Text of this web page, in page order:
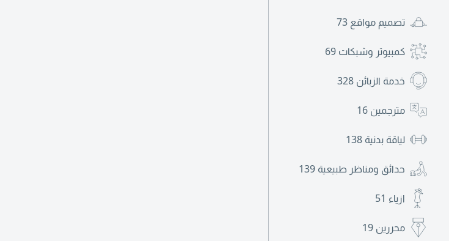
تصميم مواقع 73
كمبيوتر وشبكات 69
خدمة الزبائن 328
مترجمين 16
لياقة بدنية 138
حدائق ومناظر طبيعية 139
ازياء 51
محررين 19